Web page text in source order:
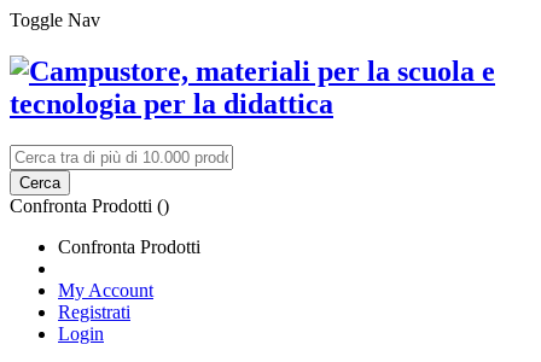
Toggle Nav
Cerca
Confronta Prodotti ()
Confronta Prodotti
My Account
Registrati
Login